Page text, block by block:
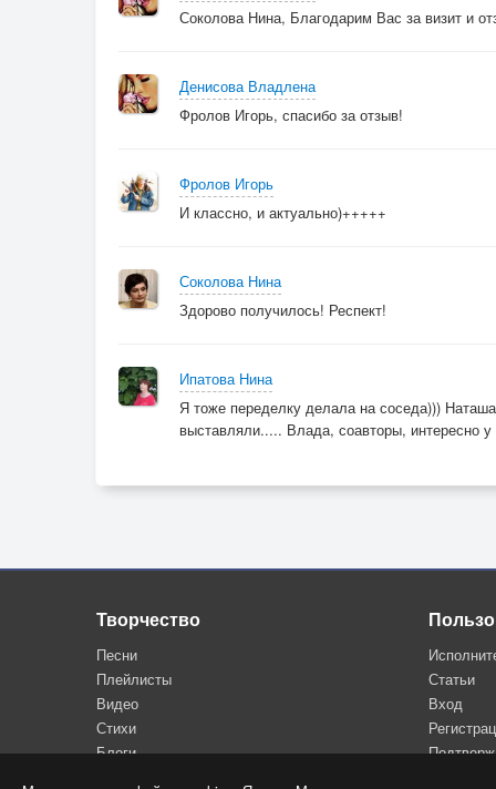
Соколова Нина, Благодарим Вас за визит и
Денисова Владлена
Фролов Игорь, спасибо за отзыв!
Фролов Игорь
И классно, и актуально)+++++
Соколова Нина
Здорово получилось! Респект!
Ипатова Нина
Я тоже переделку делала на соседа)))
выставляли..... Влада, соавторы, интересно
Творчество
Песни
Плейлисты
Видео
Стихи
Блоги
Статьи
Вход